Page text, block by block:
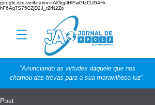
google-site-verification=AlGgplHlEwGIzCUG4Hr-
hF6Aq7S75CZjD2J_rZrN2Zo
"Anunciando as virtudes daquele que nos
chamou das trevas para a sua maravilhosa luz".
Post